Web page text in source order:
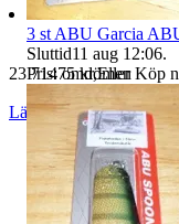
23 714 omdömen
Läs omdömen Följ
3 st ABU Garcia
Sluttid11 aug 12:06.
Pris:75 kr,Eller Köp